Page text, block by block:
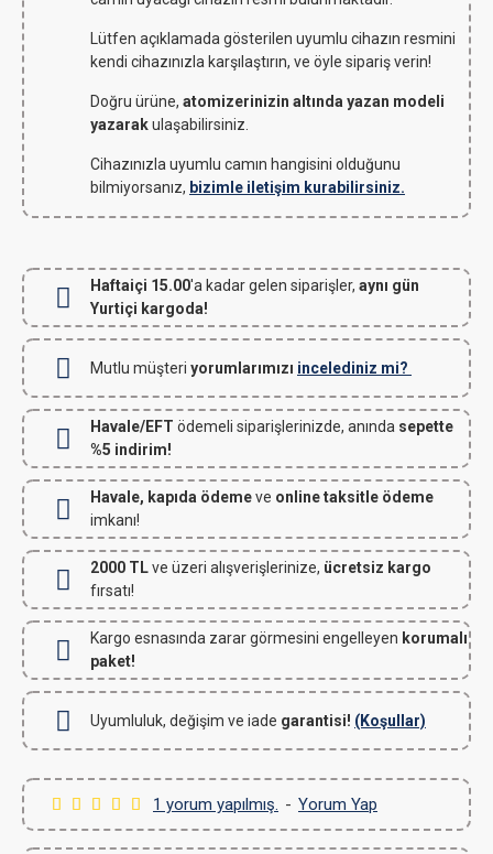
Lütfen açıklamada gösterilen uyumlu cihazın resmini
kendi cihazınızla karşılaştırın, ve öyle sipariş verin!
Doğru ürüne, atomizerinizin altında yazan modeli
yazarakulaşabilirsiniz.
Cihazınızla uyumlu camın hangisini olduğunu
bilmiyorsanız, bizimle iletişim kurabilirsiniz.
Haftaiçi 15.00'a kadar gelen siparişler, aynı gün
Yurtiçi kargoda!
Mutlu müşteri yorumlarımızı incelediniz mi?
Havale/EFT ödemeli siparişlerinizde, anında sepette
%5 indirim!
Havale, kapıda ödemeve online taksitle ödeme
imkanı!
2000 TLve üzeri alışverişlerinize, ücretsiz kargo
fırsatı!
Kargo esnasında zarar görmesini engelleyen korumalı
paket!
Uyumluluk, değişim ve iade garantisi! (Koşullar)
1 yorum yapılmış. - Yorum Yap